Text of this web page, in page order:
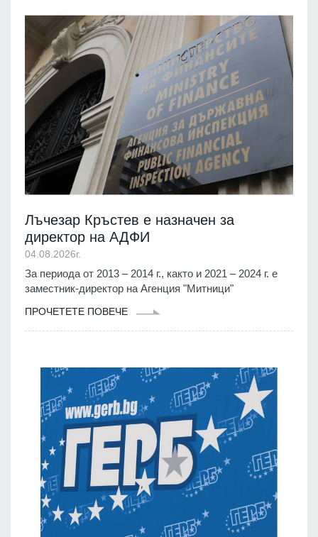
Лъчезар Кръстев е назначен за
директор на АДФИ
04.08.2026г.
За периода от 2013 – 2014 г., както и 2021 – 2024 г. е
заместник-директор на Агенция "Митници"
ПРОЧЕТЕТЕ ПОВЕЧЕ